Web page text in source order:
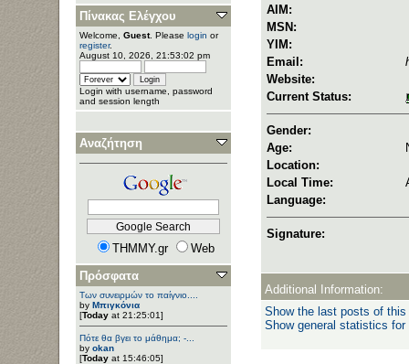
Πίνακας Ελέγχου
Welcome, Guest. Please login or
register.
August 10, 2026, 21:53:02 pm
Login with username, password
and session length
Αναζήτηση
THMMY.gr
Web
Πρόσφατα
Των συνειρμών το παίγνιο....
by Μπιγκόνια
[Today at 21:25:01]
Πότε θα βγει το μάθημα; -...
by okan
[Today at 15:46:05]
AIM:
MSN:
YIM:
Email:
Website:
Current Status:
Gender:
Age:
Location:
Local Time:
Language:
Signature:
Additional Information:
Show the last posts of this
Show general statistics for